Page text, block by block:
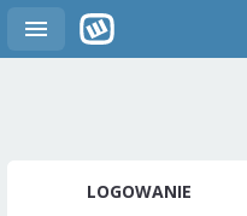
LOGOWANIE